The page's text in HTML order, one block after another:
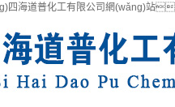
四海道普化工有限公司網(wǎng)站